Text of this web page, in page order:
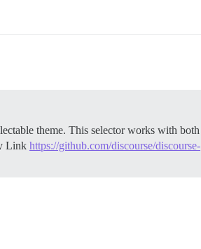
theme. This selector works with both
Link https://github.com/discourse/discourse-